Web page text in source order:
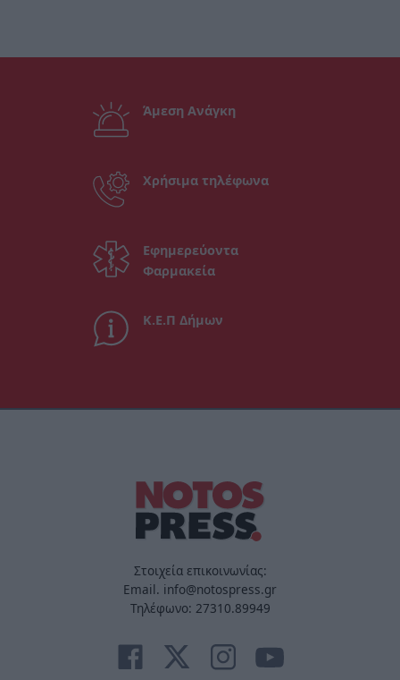
Άμεση Ανάγκη
Χρήσιμα τηλέφωνα
Εφημερεύοντα
Φαρμακεία
Κ.Ε.Π Δήμων
Στοιχεία επικοινωνίας:
Email. info@notospress.gr
Τηλέφωνο: 27310.89949